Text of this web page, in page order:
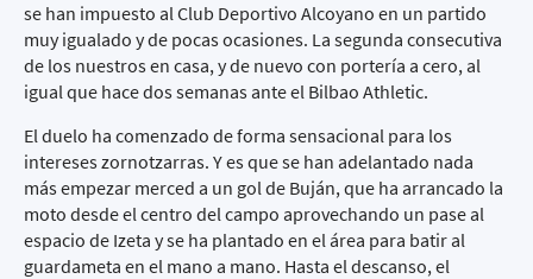
se han impuesto al Club Deportivo Alcoyano en un partido
muy igualado y de pocas ocasiones. La segunda consecutiva
de los nuestros en casa, y de nuevo con portería a cero, al
igual que hace dos semanas ante el Bilbao Athletic.
El duelo ha comenzado de forma sensacional para los
intereses zornotzarras. Y es que se han adelantado nada
más empezar merced a un gol de Buján, que ha arrancado la
moto desde el centro del campo aprovechando un pase al
espacio de Izeta y se ha plantado en el área para batir al
guardameta en el mano a mano. Hasta el descanso, el